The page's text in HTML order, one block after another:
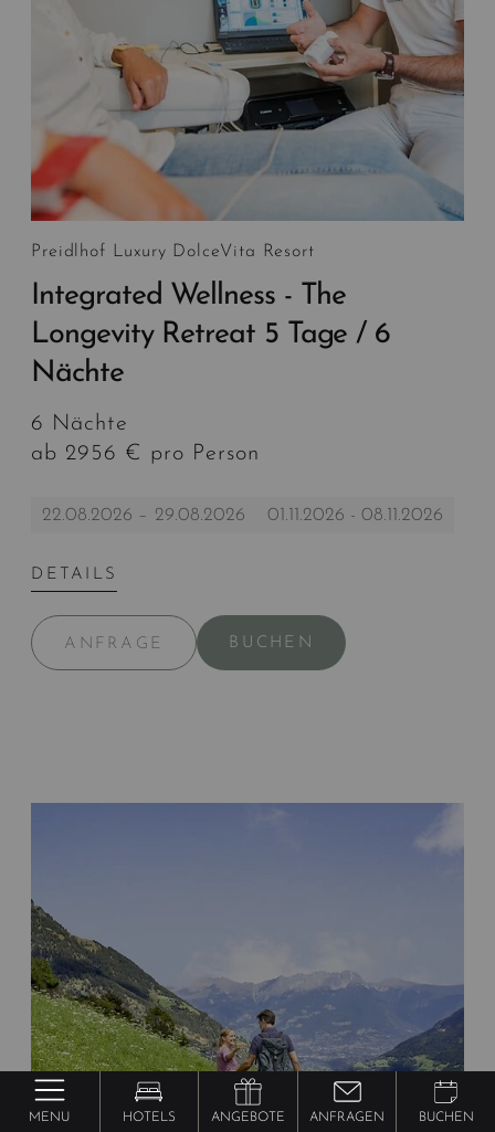
MENU HOTELS ANGEBOTE ANFRAGEN BUCHEN
Preidlhof Luxury DolceVita Resort
Integrated Wellness - The
Longevity Retreat 5 Tage / 6
Nächte
6 Nächte
ab 2956 € pro Person
22.08.2026 – 29.08.2026 01.11.2026 - 08.11.2026
DETAILS
ANFRAGE BUCHEN